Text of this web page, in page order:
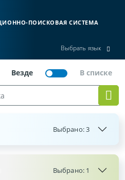
ПОИСКОВАЯ СИСТЕМА
Выбрать язык
Выбрано:3
Выбрано: 1